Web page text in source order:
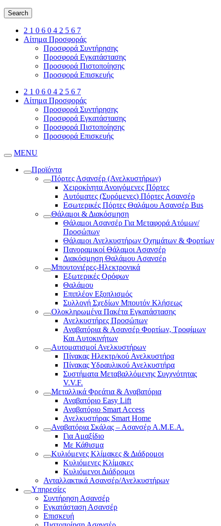
Search
2 1 0 6 0 4 2 5 6 7
Αίτημα Προσφοράς
Προσφορά Συντήρησης
Προσφορά Εγκατάστασης
Προσφορά Πιστοποίησης
Προσφορά Επισκευής
2 1 0 6 0 4 2 5 6 7
Αίτημα Προσφοράς
Προσφορά Συντήρησης
Προσφορά Εγκατάστασης
Προσφορά Πιστοποίησης
Προσφορά Επισκευής
MENU
Προϊόντα
Πόρτες Ασανσέρ (Ανελκυστήρων)
Χειροκίνητα Ανοιγόμενες Πόρτες
Αυτόματες (Συρόμενες) Πόρτες Ασανσέρ
Εσωτερικές Πόρτες Θαλάμου Ασανσέρ Bus
Θάλαμοι & Διακόσμηση
Θάλαμοι Ασανσέρ Για Μεταφορά Ατόμων/
Προσώπων
Θάλαμοι Ανελκυστήρων Οχημάτων & Φορτίων
Πανοραμικοί Θάλαμοι Ασανσέρ
Διακόσμηση Θαλάμου Ασανσέρ
Μπουτονιέρες-Ηλεκτρονικά
Εξωτερικές Ορόφων
Θαλάμου
Επιπλέον Εξοπλισμός
Συλλογή Σχεδίων Μπουτόν Κλήσεως
Ολοκληρωμένα Πακέτα Εγκατάστασης
Ανελκυστήρες Προσώπων
Αναβατόρια & Ασανσέρ Φορτίων, Τροφίμων
Και Αυτοκινήτων
Αυτοματισμοί Ανελκυστήρων
Πίνακας Ηλεκτρ/κού Ανελκυστήρα
Πίνακας Υδραυλικού Ανελκυστήρα
Συστήματα Μεταβαλλόμενης Συγχνότητας
V.V.F.
Μεταλλικά Φρεάτια & Αναβατόρια
Αναβατόριο Easy Lift
Αναβατόριο Smart Access
Ανελκυστήρας Smart Home
Αναβατόρια Σκάλας – Ασανσέρ Α.Μ.Ε.Α.
Για Αμαξίδιο
Με Κάθισμα
Κυλιόμενες Κλίμακες & Διάδρομοι
Κυλιόμενες Κλίμακες
Κυλιόμενοι Διάδρομοι
Ανταλλακτικά Ασανσέρ/Ανελκυστήρων
Υπηρεσίες
Συντήρηση Ασανσέρ
Εγκατάσταση Ασανσέρ
Επισκευή